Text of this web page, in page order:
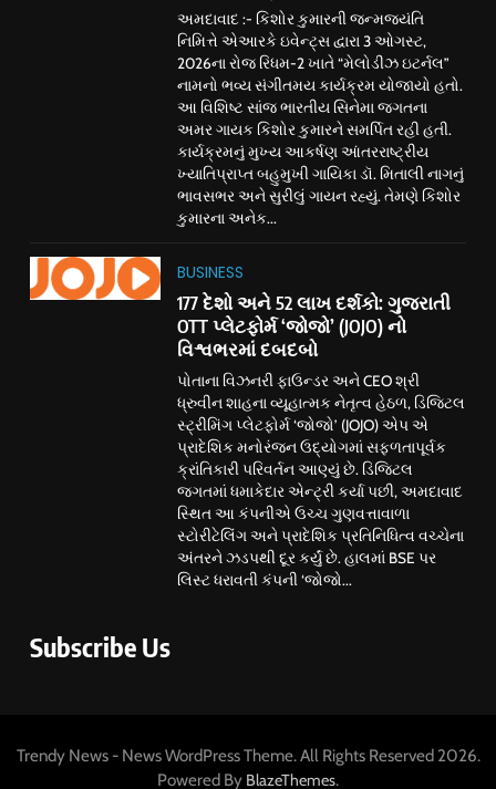
અમદાવાદ :- કિશોર કુમારની જન્મજયંતિ
નિમિત્તે એઆરકે ઇવેન્ટ્સ દ્વારા 3 ઓગસ્ટ,
2026ના રોજ રિધમ-2 ખાતે “મેલોડીઝ ઇટર્નલ”
નામનો ભવ્ય સંગીતમય કાર્યક્રમ યોજાયો હતો.
આ વિશિષ્ટ સાંજ ભારતીય સિનેમા જગતના
અમર ગાયક કિશોર કુમારને સમર્પિત રહી હતી.
કાર્યક્રમનું મુખ્ય આકર્ષણ આંતરરાષ્ટ્રીય
ખ્યાતિપ્રાપ્ત બહુમુખી ગાયિકા ડૉ. મિતાલી નાગનું
ભાવસભર અને સુરીલું ગાયન રહ્યું. તેમણે કિશોર
કુમારના અનેક...
BUSINESS
177 દેશો અને 52 લાખ દર્શકો: ગુજરાતી
OTT પ્લેટફોર્મ ‘જોજો’ (JOJO) નો
વિશ્વભરમાં દબદબો
પોતાના વિઝનરી ફાઉન્ડર અને CEO શ્રી
ધ્રુવીન શાહના વ્યૂહાત્મક નેતૃત્વ હેઠળ, ડિજિટલ
સ્ટ્રીમિંગ પ્લેટફોર્મ ‘જોજો’ (JOJO) એપ એ
પ્રાદેશિક મનોરંજન ઉદ્યોગમાં સફળતાપૂર્વક
ક્રાંતિકારી પરિવર્તન આણ્યું છે. ડિજિટલ
જગતમાં ધમાકેદાર એન્ટ્રી કર્યા પછી, અમદાવાદ
સ્થિત આ કંપનીએ ઉચ્ચ ગુણવત્તાવાળા
સ્ટોરીટેલિંગ અને પ્રાદેશિક પ્રતિનિધિત્વ વચ્ચેના
અંતરને ઝડપથી દૂર કર્યું છે. હાલમાં BSE પર
લિસ્ટ ધરાવતી કંપની ‘જોજો...
Subscribe Us
Trendy News - News WordPress Theme. All Rights Reserved 2026.
Powered By BlazeThemes.